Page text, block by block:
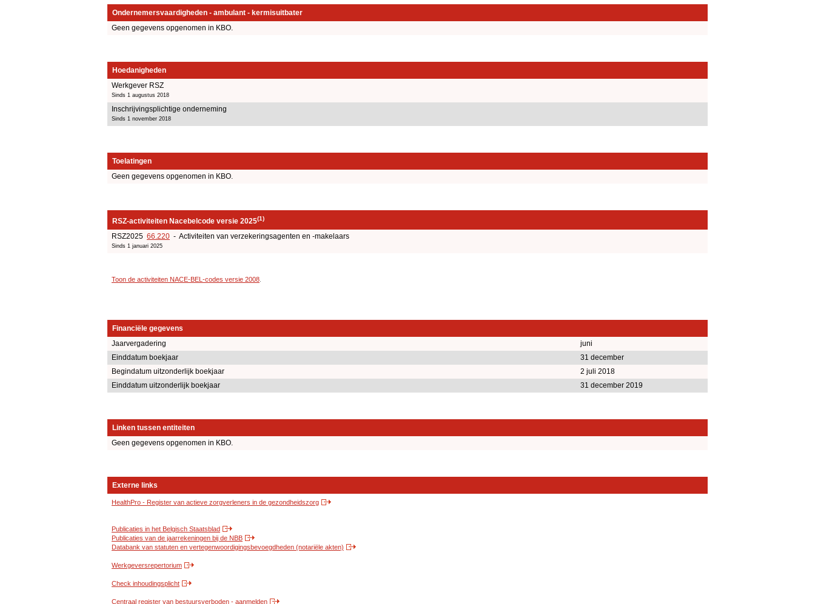
Ondernemersvaardigheden - ambulant - kermisuitbater
Geen gegevens opgenomen in KBO.
Hoedanigheden
Werkgever RSZ
Sinds 1 augustus 2018
Inschrijvingsplichtige onderneming
Sinds 1 november 2018
Toelatingen
Geen gegevens opgenomen in KBO.
RSZ-activiteiten Nacebelcode versie 2025(1)
RSZ2025 66.220 - Activiteiten van verzekeringsagenten en -makelaars
Sinds 1 januari 2025
Toon de activiteiten NACE-BEL-codes versie 2008
Financiële gegevens
Jaarvergadering
juni
Einddatum boekjaar
31 december
Begindatum uitzonderlijk boekjaar
2 juli 2018
Einddatum uitzonderlijk boekjaar
31 december 2019
Linken tussen entiteiten
Geen gegevens opgenomen in KBO.
Externe links
HealthPro - Register van actieve zorgverleners in de gezondheidszorg
Publicaties in het Belgisch Staatsblad
Publicaties van de jaarrekeningen bij de NBB
Databank van statuten en vertegenwoordigingsbevoegdheden (notariële akten)
Werkgeversrepertorium
Check inhoudingsplicht
Centraal register van bestuursverboden - aanmelden